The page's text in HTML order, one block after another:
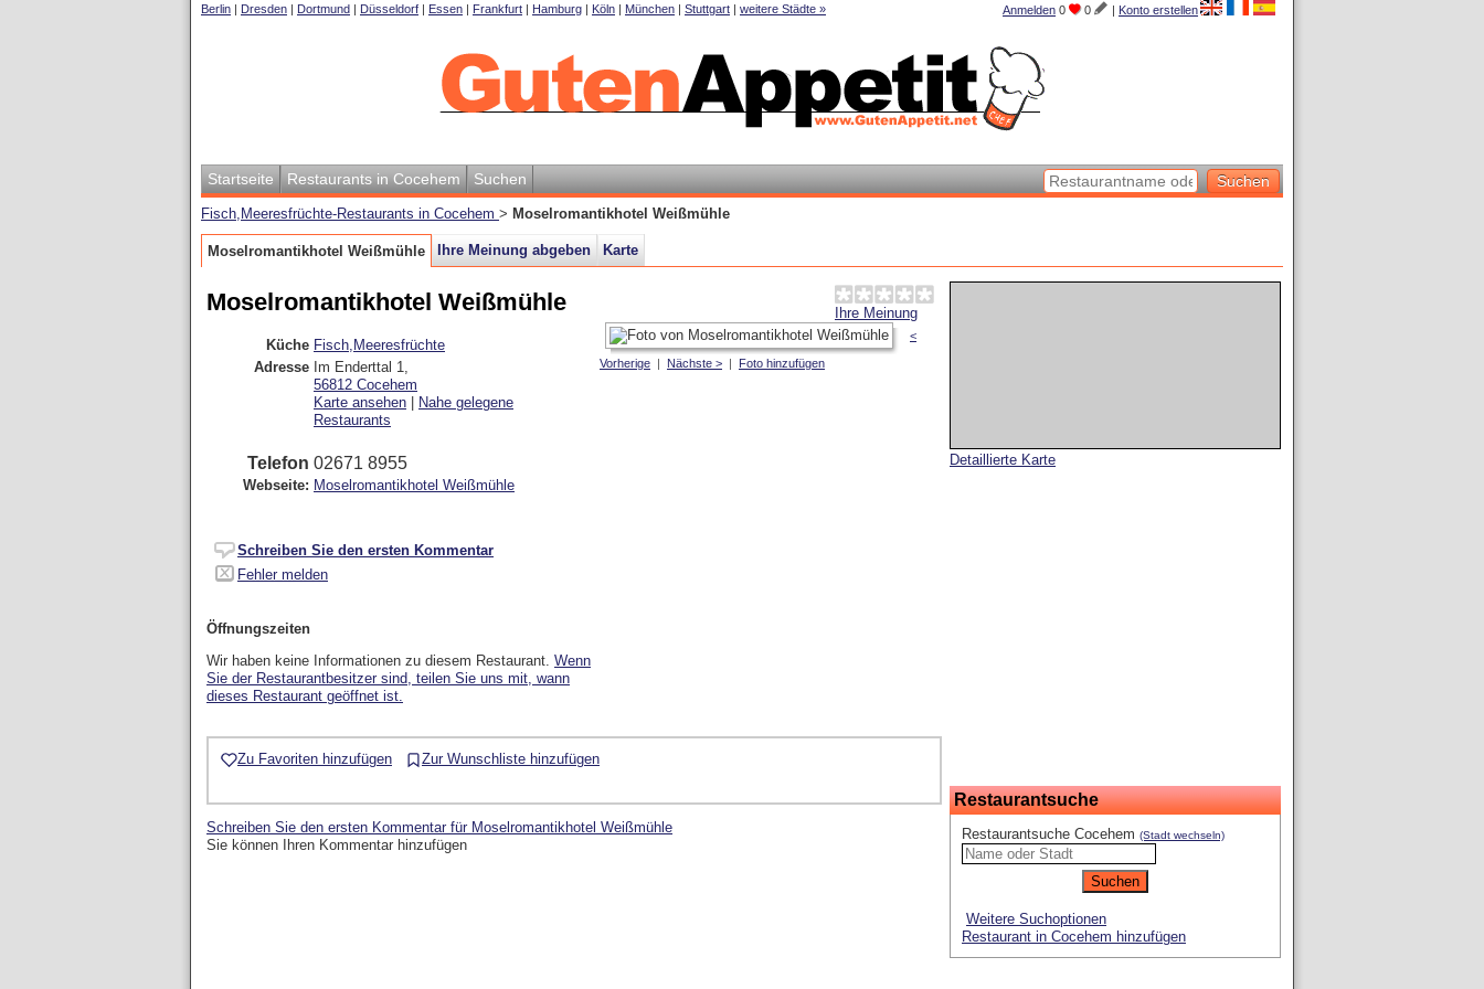
Anmelden 0 0 | Konto erstellen
Berlin | Dresden | Dortmund | Düsseldorf | Essen | Frankfurt | Hamburg | Köln | München | Stuttgart | weitere Städte »
Startseite Restaurants in Cocehem Suchen
Fisch,Meeresfrüchte-Restaurants in Cocehem > Moselromantikhotel Weißmühle
Moselromantikhotel Weißmühle Ihre Meinung abgeben Karte
Detaillierte Karte
Restaurantsuche
Restaurantsuche Cocehem (Stadt wechseln)
Weitere Suchoptionen
Restaurant in Cocehem hinzufügen
Ihre Meinung
Moselromantikhotel Weißmühle
<
Vorherige | Nächste > | Foto hinzufügen
Küche Fisch,Meeresfrüchte
Adresse Im Enderttal 1,
56812 Cocehem
Karte ansehen
Nahe gelegene
Restaurants
Telefon 02671 8955
Webseite: Moselromantikhotel Weißmühle
Schreiben Sie den ersten Kommentar
Fehler melden
Öffnungszeiten
Wir haben keine Informationen zu diesem Restaurant. Wenn
Sie der Restaurantbesitzer sind, teilen Sie uns mit, wann
dieses Restaurant geöffnet ist.
Zu Favoriten hinzufügen Zur Wunschliste hinzufügen
Schreiben Sie den ersten Kommentar für Moselromantikhotel Weißmühle
Sie können Ihren Kommentar hinzufügen